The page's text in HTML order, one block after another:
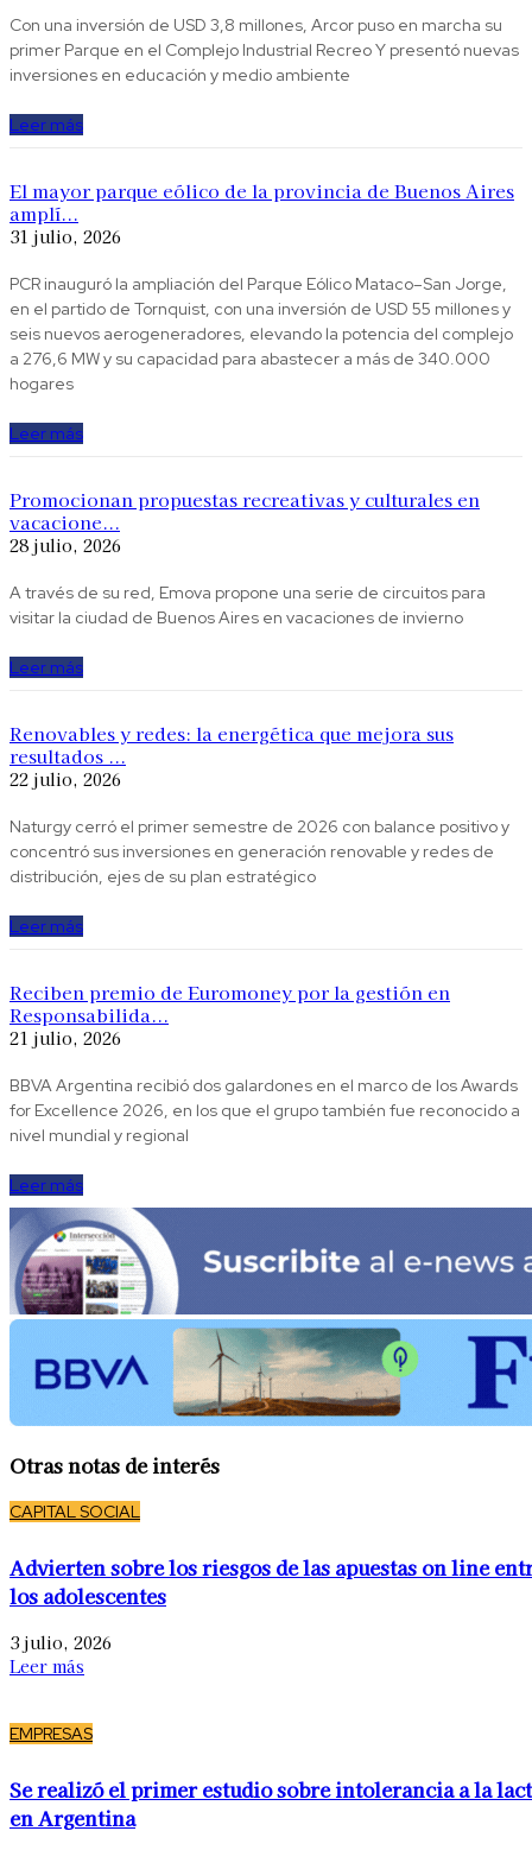
Con una inversión de USD 3,8 millones, Arcor puso en marcha su
primer Parque en el Complejo Industrial Recreo Y presentó nuevas
inversiones en educación y medio ambiente
Leer más
El mayor parque eólico de la provincia de Buenos Aires
amplí...
31 julio, 2026
PCR inauguró la ampliación del Parque Eólico Mataco–San Jorge,
en el partido de Tornquist, con una inversión de USD 55 millones y
seis nuevos aerogeneradores, elevando la potencia del complejo
a 276,6 MW y su capacidad para abastecer a más de 340.000
hogares
Leer más
Promocionan propuestas recreativas y culturales en
vacacione...
28 julio, 2026
A través de su red, Emova propone una serie de circuitos para
visitar la ciudad de Buenos Aires en vacaciones de invierno
Leer más
Renovables y redes: la energética que mejora sus
resultados ...
22 julio, 2026
Naturgy cerró el primer semestre de 2026 con balance positivo y
concentró sus inversiones en generación renovable y redes de
distribución, ejes de su plan estratégico
Leer más
Reciben premio de Euromoney por la gestión en
Responsabilida...
21 julio, 2026
BBVA Argentina recibió dos galardones en el marco de los Awards
for Excellence 2026, en los que el grupo también fue reconocido a
nivel mundial y regional
Leer más
Otras notas de interés
CAPITAL SOCIAL
Advierten sobre los riesgos de las apuestas on line
los adolescentes
3 julio, 2026
Leer más
EMPRESAS
Se realizó el primer estudio sobre intolerancia a la
en Argentina